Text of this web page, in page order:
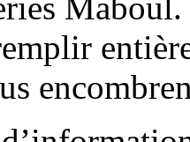
Maboul.